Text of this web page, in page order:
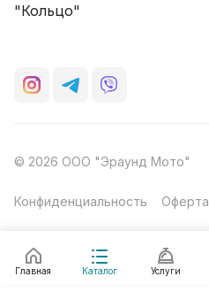
Главная Каталог Услуги
"Кольцо"
© 2026 ООО "Эраунд Мото"
Конфиденциальность Оферта